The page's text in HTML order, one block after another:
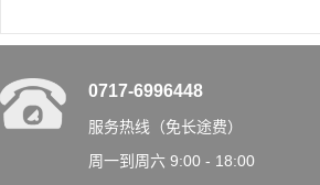
0717-6996448
服务热线（免长途费）
周一到周六 9:00 - 18:00